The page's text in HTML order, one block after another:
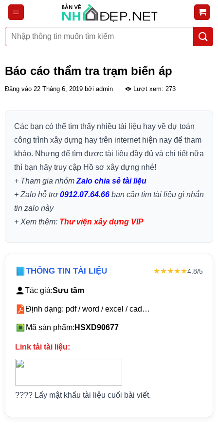
Bỏ
qua
nộiTìm
kiếm:
Báo cáo thẩm tra trạm biến áp
Đăng vào 22 Tháng 6, 2019 bởi admin Lượt xem: 273
Các bạn có thể tìm thấy nhiều tài liệu hay về dự toán
công trình xây dựng hay trên internet hiện nay để tham
khảo. Nhưng để tìm được tài liệu đầy đủ và chi tiết nữa
thì bạn hãy truy cập Hồ sơ xây dựng nhé!
+ Tham gia nhóm Zalo chia sẻ tài liệu
+ Zalo hỗ trợ0912.07.64.66bạn cần tìm tài liệu gì nhắn
tin zalo này
+ Xem thêm: Thư viện xây dựng VIP
THÔNG TIN TÀI LIỆU ★★★★★4.8/5
Tác giả:Sưu tầm
Định dạng: pdf / word / excel / cad…
Mã sản phẩm: HSXD90677
Link tải tài liệu:
???? Lấy mật khẩu tài liệu cuối bài viết.